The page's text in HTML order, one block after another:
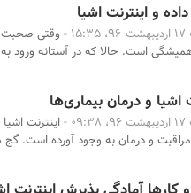
و اینترنت اشیا
-
وقتی صحبت
است. حالا که در آستانه ورود
اشیا و درمان بیماری‌ها
-
اینترنت
و درمان به وجود آورده است.